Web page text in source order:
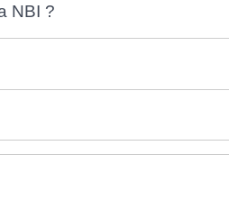
NBI ?